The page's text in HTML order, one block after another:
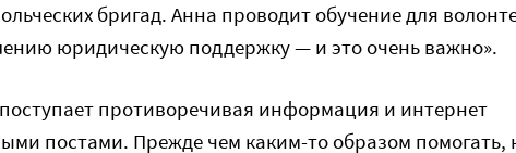
бригад. Анна проводит обучение для
юридическую поддержку — и это очень важно».
поступает противоречивая информация и интернет
постами. Прежде чем каким-то образом помогать,